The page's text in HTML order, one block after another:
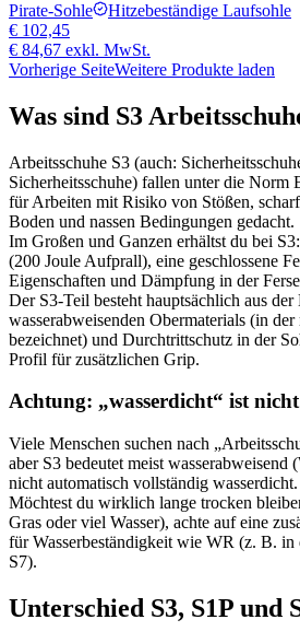
Pirate-Sohle
Hitzebeständige Laufsohle
€ 102,45
€ 84,67 exkl. MwSt.
Vorherige SeiteWeitere Produkte laden
Was sind S3
Arbeitsschuhe S3 (auch:
Sicherheitsschuhe) fallen unter die Norm
für Arbeiten mit Risiko von Stößen,
Boden und nassen Bedingungen gedacht.
Im Großen und Ganzen erhältst du bei
(200 Joule Aufprall), eine geschlossene
Eigenschaften und Dämpfung in der
Der S3-Teil besteht hauptsächlich aus
wasserabweisenden Obermaterials (in
bezeichnet) und Durchtrittschutz in der
Profil für zusätzlichen Grip.
Achtung: „wasserdicht“ ist
Viele Menschen suchen nach
aber S3 bedeutet meist
nicht automatisch vollständig wasserdicht.
Möchtest du wirklich lange trocken
Gras oder viel Wasser), achte auf eine
für Wasserbeständigkeit wie WR (z. B. in
S7).
Unterschied S3, S1P und